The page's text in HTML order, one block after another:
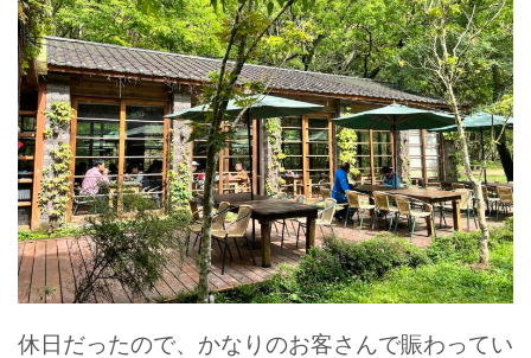
休日だったので、かなりのお客さんで賑わってい